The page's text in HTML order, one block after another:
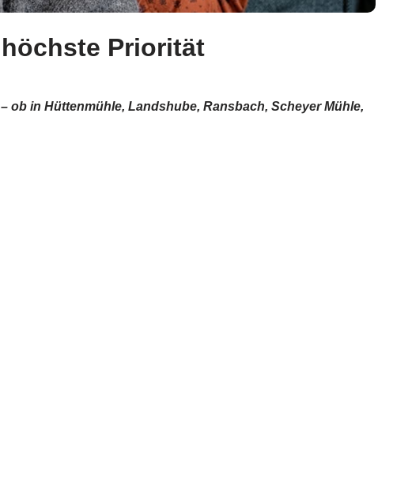
Priorität
in Hüttenmühle, Landshube, Ransbach, Scheyer Mühle,